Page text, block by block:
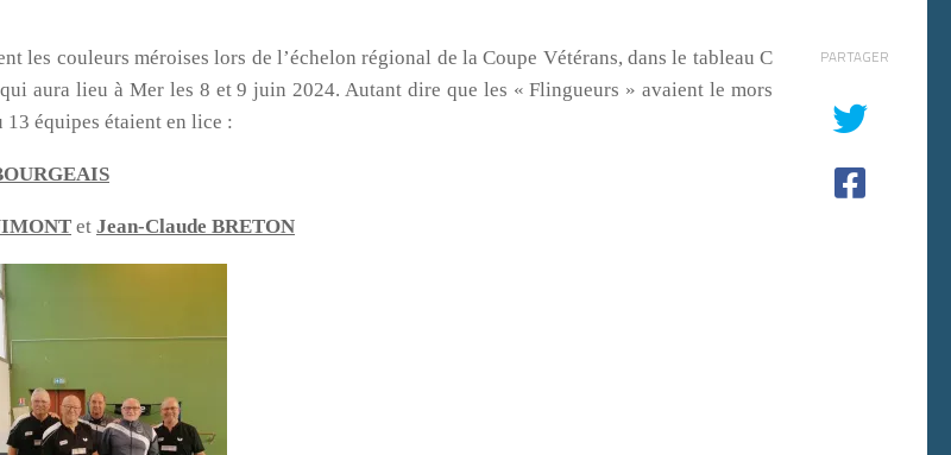
méroises lors de l’échelon régional de la Coupe Vétérans, dans le tableau C
aura lieu à Mer les 8 et 9 juin 2024. Autant dire que les « Flingueurs » avaient le mors
équipes étaient en lice :
et Jean-Claude BRETON
PARTAGER